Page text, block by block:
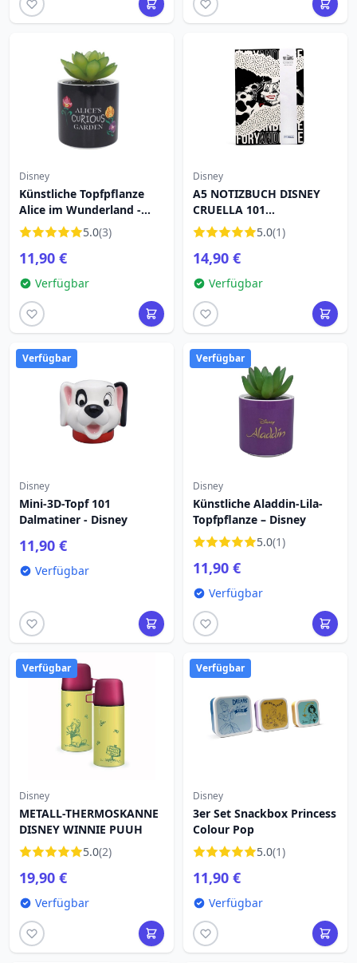
Disney
Künstliche Topfpflanze
Alice im Wunderland -
Disney
5.0(3)
11,90 €
Verfügbar
Disney
A5 NOTIZBUCH DISNEY
CRUELLA 101
DALMATINER5.0(1)
14,90 €
Verfügbar
Verfügbar
Disney
Mini-3D-Topf 101
Dalmatiner - Disney
11,90 €
Verfügbar
Verfügbar
Disney
Künstliche Aladdin-Lila-
Topfpflanze – Disney
5.0(1)
11,90 €
Verfügbar
Verfügbar
Disney
METALL-THERMOSKANNE
DISNEY WINNIE PUUH
5.0(2)
19,90 €
Verfügbar
Verfügbar
Disney
3er Set Snackbox Princess
Colour Pop
5.0(1)
11,90 €
Verfügbar